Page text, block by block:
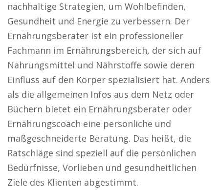
nachhaltige Strategien, um Wohlbefinden,
Gesundheit und Energie zu verbessern. Der
Ernährungsberater ist ein professioneller
Fachmann im Ernährungsbereich, der sich auf
Nahrungsmittel und Nährstoffe sowie deren
Einfluss auf den Körper spezialisiert hat. Anders
als die allgemeinen Infos aus dem Netz oder
Büchern bietet ein Ernährungsberater oder
Ernährungscoach eine persönliche und
maßgeschneiderte Beratung. Das heißt, die
Ratschläge sind speziell auf die persönlichen
Bedürfnisse, Vorlieben und gesundheitlichen
Ziele des Klienten abgestimmt.